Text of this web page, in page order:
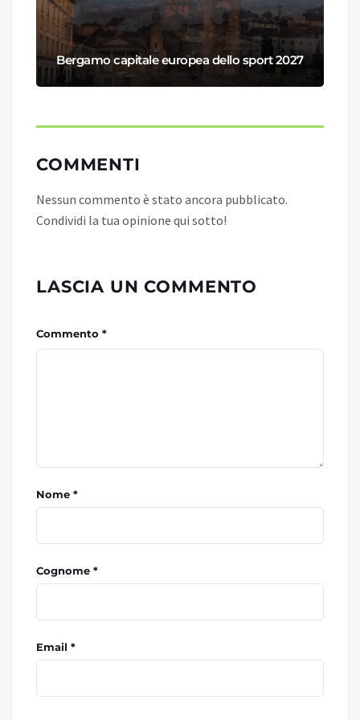
Bergamo capitale europea dello sport 2027
COMMENTI
Nessun commento è stato ancora pubblicato.
Condividi la tua opinione qui sotto!
LASCIA UN COMMENTO
Commento *
Nome *
Cognome *
Email *